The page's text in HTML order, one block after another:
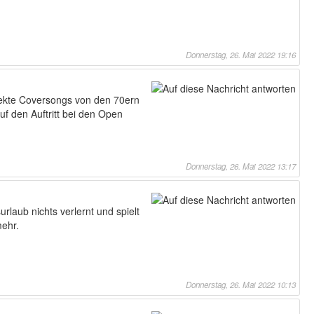
Donnerstag, 26. Mai 2022 19:16
Coversongs von den 70ern
den Auftritt bei den Open
Donnerstag, 26. Mai 2022 13:17
nichts verlernt und spielt
Donnerstag, 26. Mai 2022 10:13